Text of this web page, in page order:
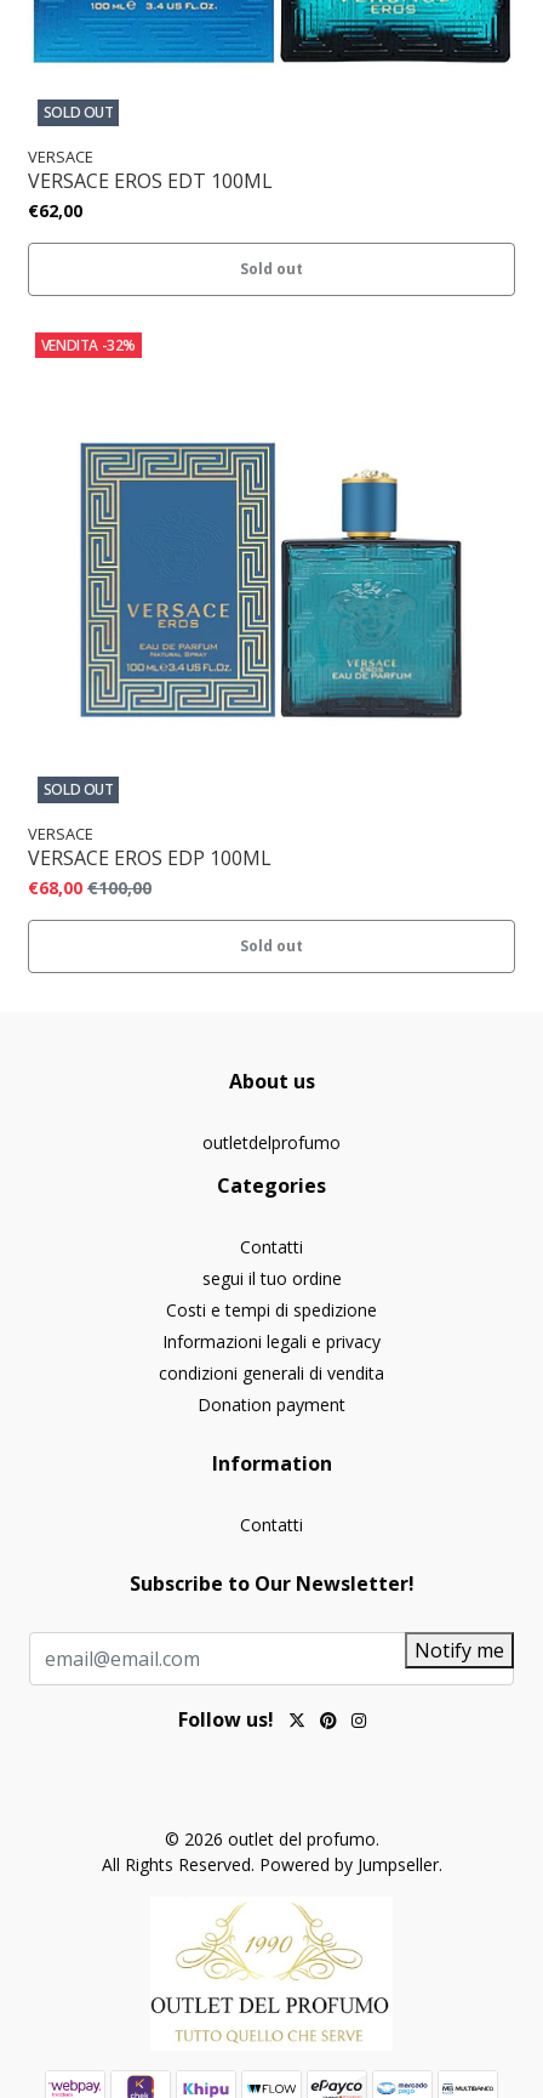
SOLD OUT
VERSACE
VERSACE EROS EDT 100ML
€62,00
Sold out
VENDITA -32%
SOLD OUT
VERSACE
VERSACE EROS EDP 100ML
€68,00 €100,00
Sold out
About us
outletdelprofumo
Categories
Contatti
segui il tuo ordine
Costi e tempi di spedizione
Informazioni legali e privacy
condizioni generali di vendita
Donation payment
Information
Contatti
Subscribe to Our Newsletter!
Notify me
Follow us!
© 2026 outlet del profumo.
All Rights Reserved. Powered by Jumpseller.